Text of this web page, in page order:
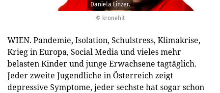
© kronehit
Daniela Linzer.
WIEN. Pandemie, Isolation, Schulstress, Klimakrise,
Krieg in Europa, Social Media und vieles mehr
belasten Kinder und junge Erwachsene tagtäglich.
Jeder zweite Jugendliche in Österreich zeigt
depressive Symptome, jeder sechste hat sogar schon